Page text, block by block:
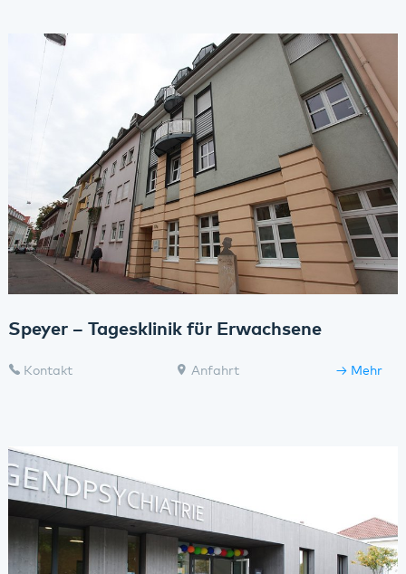
Speyer – Tagesklinik für Erwachsene
Kontakt Anfahrt Mehr